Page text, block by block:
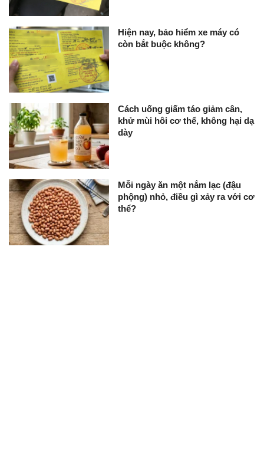
Hiện nay, bảo hiểm xe máy có
còn bắt buộc không?
Cách uống giấm táo giảm cân,
khử mùi hôi cơ thể, không hại dạ
dày
Mỗi ngày ăn một nắm lạc (đậu
phộng) nhỏ, điều gì xảy ra với cơ
thể?